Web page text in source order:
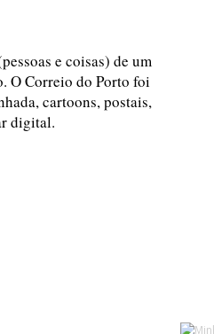
e coisas) de um
O Correio do Porto foi
cartoons, postais,
digital.